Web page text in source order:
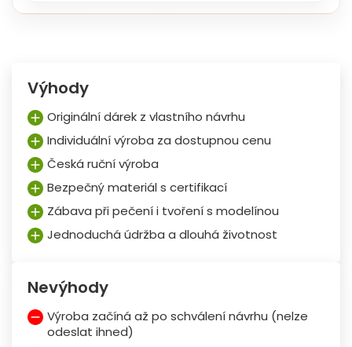
Výhody
Originální dárek z vlastního návrhu
Individuální výroba za dostupnou cenu
Česká ruční výroba
Bezpečný materiál s certifikací
Zábava při pečení i tvoření s modelínou
Jednoduchá údržba a dlouhá životnost
Nevýhody
Výroba začíná až po schválení návrhu (nelze
odeslat ihned)